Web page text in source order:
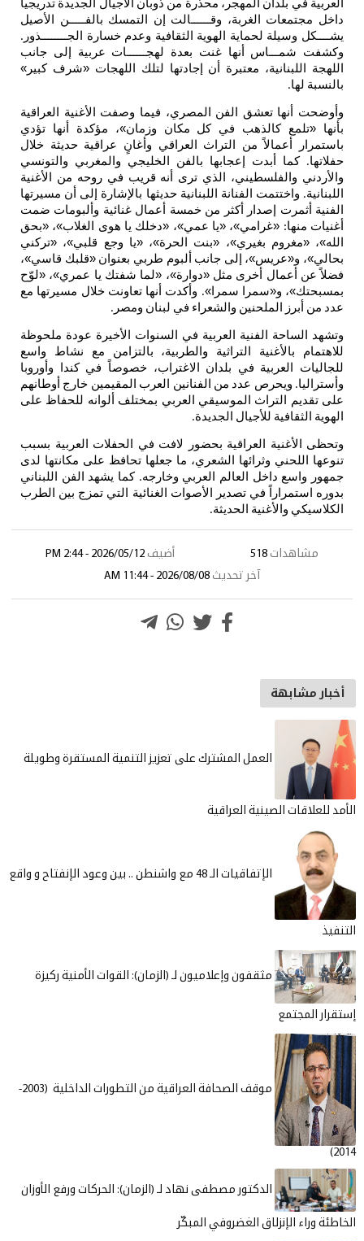
العربية في بلدان المهجر، محذرة من ذوبان الأجيال الجديدة تدريجياً
داخل مجتمعات الغربة، وقــــــالت إن التمسك بالفـــــن
الأصيل
يشــــكل وسيلة لحماية الهوية الثقافية وعدم خسارة الجــــــــذور .
وكشفت شمـــاس أنها غنت بعدة لهجــــــات عربية إلى جانب
اللهجة
اللبنانية، معتبرة أن إجادتها لتلك اللهجات «شرف كبير »
بالنسبة لها.
وأوضحت أنها تعشق الفن المصري، فيما وصفت الأغنية
العراقية
بأنها
«تلمع كالذهب في كل مكان وزمان»، مؤكدة أنها
تؤدي
باستمرار
أعمالاً من التراث العراقي وأغانٍ عراقية حديثة خلال
حفلاتها. كما أبدت إعجابها بالفن الخليجي والمغربي
والتونسي
والأردني والفلسطيني، الذي ترى أنه قريب في روحه من
الأغنية
اللبنانية. واختتمت الفنانة اللبنانية حديثها بالإشارة إلى أن مسيرتها
الفنية أثمرت إصدار أكثر من خمسة أعمال غنائية وألبومات ضمت
أغنيات منها: «غرامي»، «يا عمي»، «دخلك يا هوى الغلاب»، «بحق
الله»، «مغروم بغيري»، «بنت الحرة»، «يا وجع قلبي»، «تركني
بحالي»، و«عريس»، إلى جانب ألبوم طربي بعنوان «قلبك قاسي»،
فضلاً عن أعمال أخرى مثل «دوارة»، «لما شفتك يا عمري»، «لوّح
بمسبحتك»، و«سمرا سمرا»
. وأكدت أنها تعاونت خلال مسيرتها مع
عدد من أبرز الملحنين والشعراء في لبنان ومصر .
وتشهد الساحة الفنية العربية في السنوات الأخيرة عودة ملحوظة
للاهتمام
بالأغنية التراثية والطربية، بالتزامن مع نشاط
واسع
للجاليات
العربية في بلدان الاغتراب، خصوصاً في كندا
وأوروبا
وأستراليا. ويحرص عدد من الفنانين العرب المقيمين خارج أوطانهم
على تقديم التراث الموسيقي العربي بمختلف ألوانه للحفاظ على
الهوية الثقافية للأجيال الجديدة.
وتحظى الأغنية العراقية بحضور لافت في الحفلات العربية بسبب
تنوعها
اللحني وثرائها الشعري، ما جعلها تحافظ على مكانتها لدى
جمهور
واسع داخل العالم العربي وخارجه. كما يشهد الفن
اللبناني
بدوره
استمراراً في تصدير الأصوات الغنائية التي تمزج بين
الطرب
الكلاسيكي والأغنية الحديثة.
مشاهدات 518 أضيف 2026/05/12 - 2:44 PM
آخر تحديث 2026/08/08 - 11:44 AM
أخبار مشابهة
العمل المشترك على تعزيز التنمية المستقرة وطويلة
الأمد للعلاقات الصينية العراقية
الإتفاقيات الـ 48 مع واشنطن .. بين وعود الإنفتاح و واقع
التنفيذ
مثقفون وإعلاميون لـ (الزمان): القوات الأمنية ركيزة
إستقرار المجتمع
موقف الصحافة العراقية من التطورات الداخلية (2003-
2014)
الدكتور مصطفى نهاد لـ (الزمان): الحركات ورفع الأوزان
الخاطئة وراء الإنزلاق الغضروفي المبكّر